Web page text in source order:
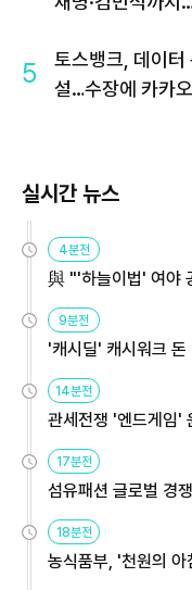
5
토스뱅크, 데이터
설…수장에 카카
실시간 뉴스
4분전
與 "'하늘이법' 여야
9분전
'캐시딜' 캐시워크
14분전
관세전쟁 '엔드게임'
17분전
섬유패션 글로벌 경
18분전
농식품부, '천원의